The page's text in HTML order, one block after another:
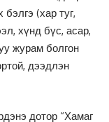
бэлгэ (хар туг,
хүнд бүс, асар,
журам болгон
дээдлэн
дотор “Хамаг